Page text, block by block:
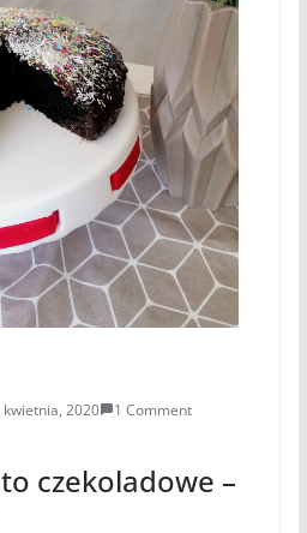
kwietnia, 2020
1 Comment
czekoladowe –